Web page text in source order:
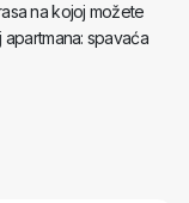
na kojoj možete
spavaća
za vodu, aparat